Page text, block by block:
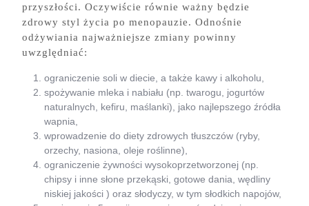
przyszłości. Oczywiście równie ważny będzie
zdrowy styl życia po menopauzie. Odnośnie
odżywiania najważniejsze zmiany powinny
uwzględniać:
ograniczenie soli w diecie, a także kawy i alkoholu,
spożywanie mleka i nabiału (np. twarogu, jogurtów
naturalnych, kefiru, maślanki), jako najlepszego źródła
wapnia,
wprowadzenie do diety zdrowych tłuszczów (ryby,
orzechy, nasiona, oleje roślinne),
ograniczenie żywności wysokoprzetworzonej (np.
chipsy i inne słone przekąski, gotowe dania, wędliny
niskiej jakości ) oraz słodyczy, w tym słodkich napojów,